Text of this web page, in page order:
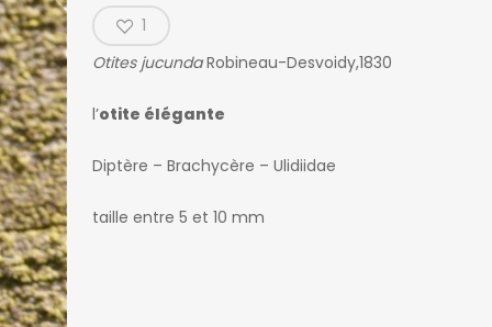
1
Otites jucundaRobineau-Desvoidy,1830
l’otite élégante
Diptère – Brachycère – Ulidiidae
taille entre 5 et 10 mm